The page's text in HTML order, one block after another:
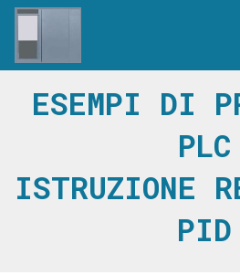
ESEMPI DI
PLC
ISTRUZIONE
PID